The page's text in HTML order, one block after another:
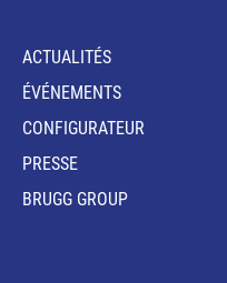
ACTUALITÉS
ÉVÉNEMENTS
CONFIGURATEUR
PRESSE
BRUGG GROUP